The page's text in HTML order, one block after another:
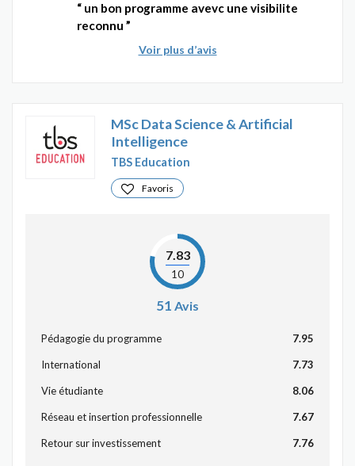
un bon programme avevc une visibilite
reconnu
Voir plus d’avis
MSc Data Science & Artificial
Intelligence
TBS Education
Favoris
7.83
10
51 Avis
Pédagogie du programme 7.95
International 7.73
Vie étudiante 8.06
Réseau et insertion professionnelle 7.67
Retour sur investissement 7.76